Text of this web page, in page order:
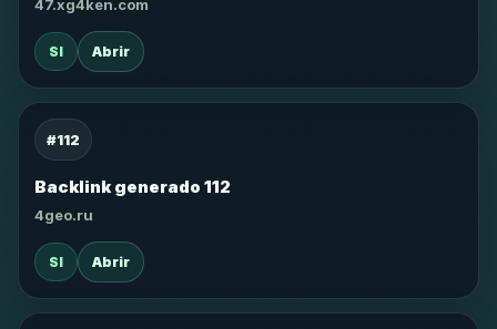
47.xg4ken.com
SI Abrir
#112
Backlink generado 112
4geo.ru
SI Abrir